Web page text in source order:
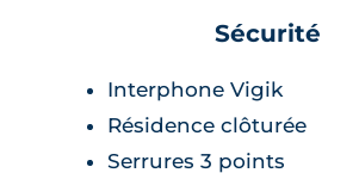
Sécurité
Interphone Vigik
Résidence clôturée
Serrures 3 points